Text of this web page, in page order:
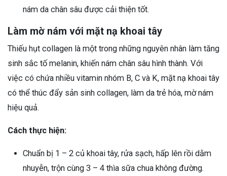
nám da chân sâu được cải thiện tốt.
Làm mờ nám với mặt nạ khoai tây
Thiếu hụt collagen là một trong những nguyên nhân làm tăng
sinh sắc tố melanin, khiến nám chân sâu hình thành. Với
việc có chứa nhiều vitamin nhóm B, C và K, mặt nạ khoai tây
có thể thúc đẩy sản sinh collagen, làm da trẻ hóa, mờ nám
hiệu quả.
Cách thực hiện:
Chuẩn bị 1 – 2 củ khoai tây, rửa sạch, hấp lên rồi dằm
nhuyễn, trộn cùng 3 – 4 thìa sữa chua không đường.